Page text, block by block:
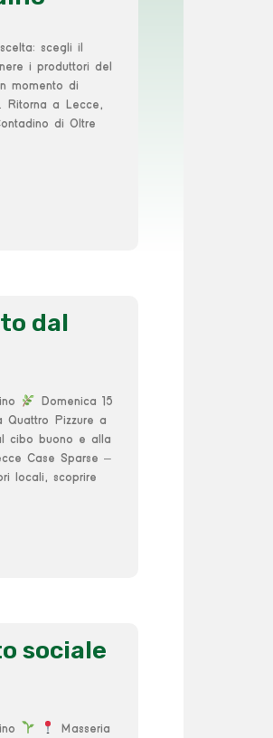
scegli il
i produttori del
momento di
Ritorna a Lecce,
di Oltre
dal
Domenica 15
Quattro Pizzure a
cibo buono e alla
Case Sparse –
locali, scoprire
sociale
Masseria